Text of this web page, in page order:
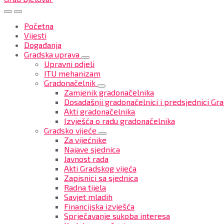
Početna
Vijesti
Događanja
Gradska uprava
Upravni odjeli
ITU mehanizam
Gradonačelnik
Zamjenik gradonačelnika
Dosadašnji gradonačelnici i predsjednici
Akti gradonačelnika
Izvješća o radu gradonačelnika
Gradsko vijeće
Za vijećnike
Najave sjednica
Javnost rada
Akti Gradskog vijeća
Zapisnici sa sjednica
Radna tijela
Savjet mladih
Financijska izvješća
Sprječavanje sukoba interesa